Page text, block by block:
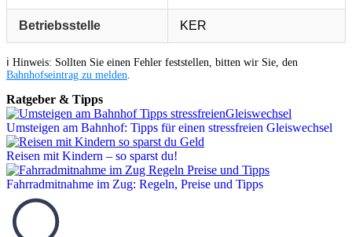
Betriebsstelle KER
ℹ️ Hinweis: Sollten Sie einen Fehler feststellen, bitten wir Sie, den
Bahnhofseintrag zu melden
Ratgeber & Tipps
Umsteigen am Bahnhof: Tipps für einen stressfreien Gleiswechsel
Reisen mit Kindern – so sparst du!
Fahrradmitnahme im Zug: Regeln, Preise und Tipps